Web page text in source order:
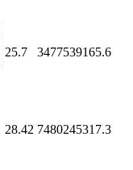
25.7 3477539165.6
28.42 7480245317.3